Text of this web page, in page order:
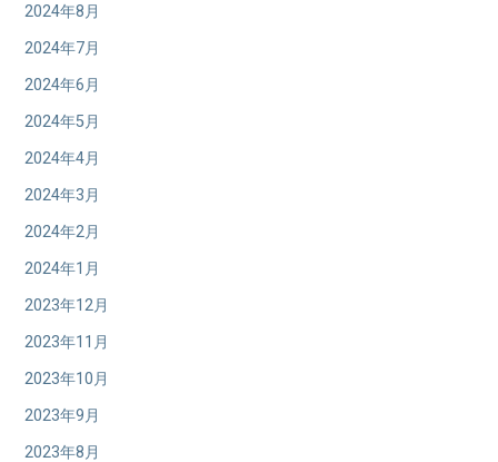
2024年8月
2024年7月
2024年6月
2024年5月
2024年4月
2024年3月
2024年2月
2024年1月
2023年12月
2023年11月
2023年10月
2023年9月
2023年8月